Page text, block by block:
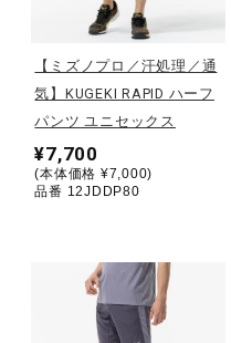
野球
バレーボール
【ミズノプロ／汗処理／通
気】KUGEKI RAPID ハーフ
パンツ ユニセックス
¥7,700
(本体価格 ¥7,000)
品番 12JDDP80